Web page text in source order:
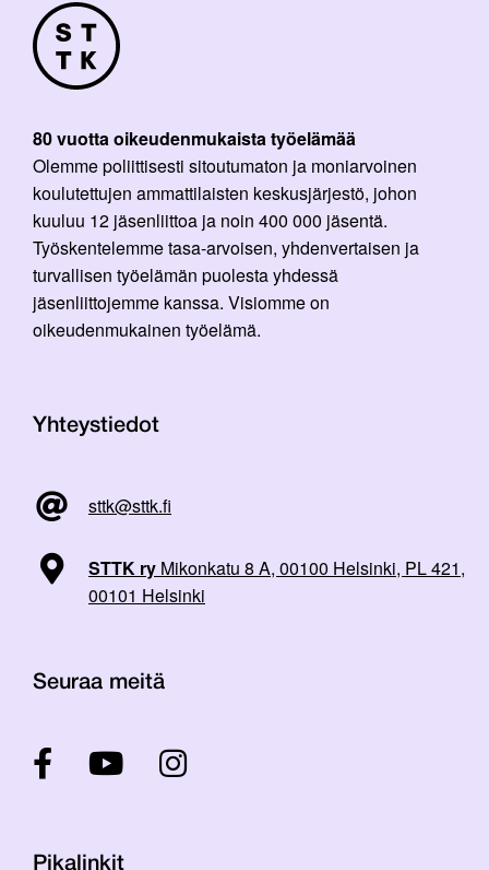
80 vuotta oikeudenmukaista työelämää
Olemme poliittisesti sitoutumaton ja moniarvoinen
koulutettujen ammattilaisten keskusjärjestö, johon
kuuluu 12 jäsenliittoa ja noin 400 000 jäsentä.
Työskentelemme tasa-arvoisen, yhdenvertaisen ja
turvallisen työelämän puolesta yhdessä
jäsenliittojemme kanssa. Visiomme on
oikeudenmukainen työelämä.
Yhteystiedot
sttk@sttk.fi
STTK ry Mikonkatu 8 A, 00100 Helsinki, PL 421,
00101 Helsinki
Seuraa meitä
Pikalinkit